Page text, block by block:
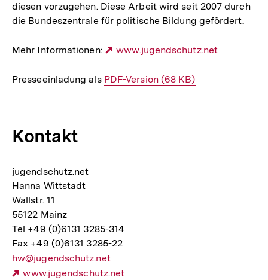
diesen vorzugehen. Diese Arbeit wird seit 2007 durch
die Bundeszentrale für politische Bildung gefördert.
Mehr Informationen:
Externer
www.jugendschutz.net
Presseeinladung als Interner
PDF-Version (68 KB)
Kontakt
jugendschutz.net
Hanna Wittstadt
Wallstr. 11
55122 Mainz
Tel +49 (0)6131 3285-314
Fax +49 (0)6131 3285-22
E-
Mail
hw@jugendschutz.net
Externer
www.jugendschutz.net